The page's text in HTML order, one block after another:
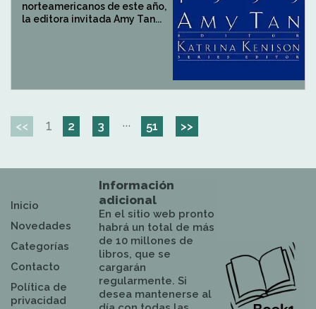
norteamericanos de este año,
la editora invitada Amy Tan...
<< 1 2 3 ··· 51 >>
Inicio
Novedades
Categorías
Contacto
Política de
privacidad
Información
adicional
En el sitio web pronto
habrá un total de más
de 10 millones de
libros, que se
cargarán
regularmente. Si
desea mantenerse al